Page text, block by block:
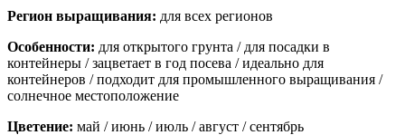
Регион выращивания: для всех регионов
Особенности: для открытого грунта / для посадки в
контейнеры / зацветает в год посева / идеально для
контейнеров / подходит для промышленного выращивания /
солнечное местоположение
Цветение: май / июнь / июль / август / сентябрь